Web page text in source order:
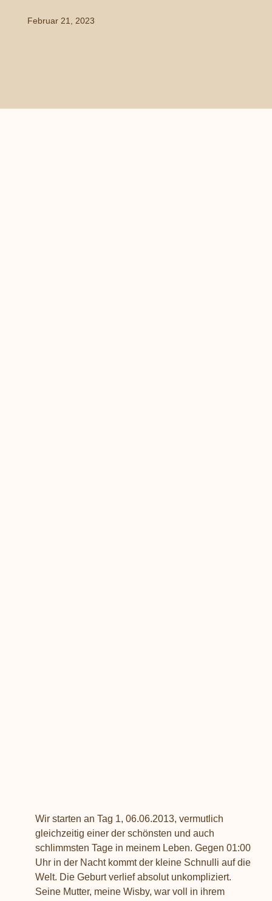
Februar 21, 2023
Wir starten an Tag 1, 06.06.2013, vermutlich
gleichzeitig einer der schönsten und auch
schlimmsten Tage in meinem Leben. Gegen 01:00
Uhr in der Nacht kommt der kleine Schnulli auf die
Welt. Die Geburt verlief absolut unkompliziert.
Seine Mutter, meine Wisby, war voll in ihrem